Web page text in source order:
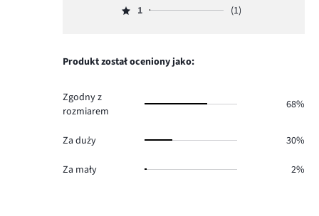
głosów
ilość
2,
4.
Ocena
głosów
1 (1)
Produkt został oceniony jako:
Zgodny z
rozmiarem
68%
Za duży 30%
Za mały 2%